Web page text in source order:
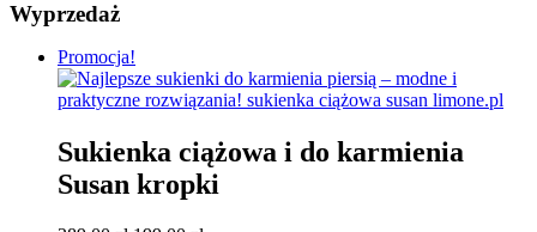
Wyprzedaż
Promocja!
Sukienka ciążowa i do karmienia
Susan kropki